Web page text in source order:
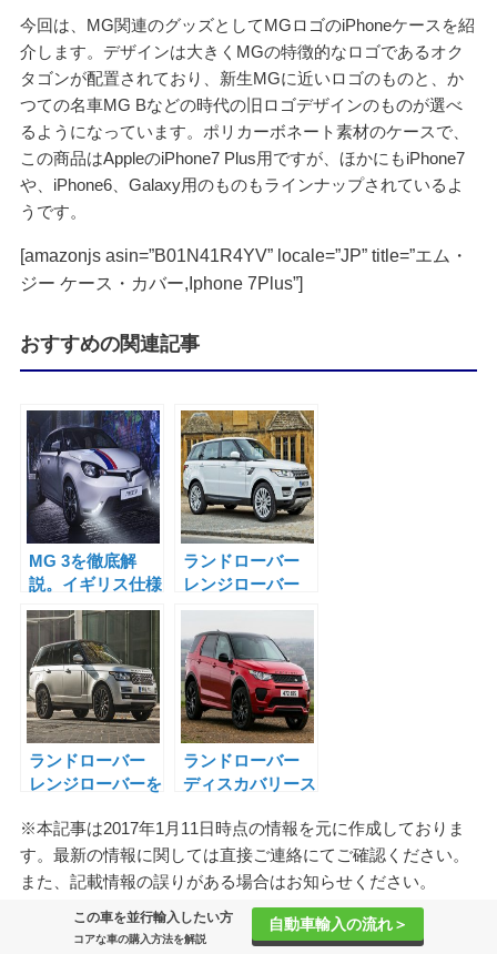
今回は、MG関連のグッズとしてMGロゴのiPhoneケースを紹
介します。デザインは大きくMGの特徴的なロゴであるオク
タゴンが配置されており、新生MGに近いロゴのものと、か
つての名車MG Bなどの時代の旧ロゴデザインのものが選べ
るようになっています。ポリカーボネート素材のケースで、
この商品はAppleのiPhone7 Plus用ですが、ほかにもiPhone7
や、iPhone6、Galaxy用のものもラインナップされているよ
うです。
[amazonjs asin=”B01N41R4YV” locale=”JP” title=”エム・
ジー ケース・カバー,Iphone 7Plus”]
おすすめの関連記事
MG 3を徹底解
説。イギリス仕様
を右ハンドルで並
行輸入します。
ランドローバー
レンジローバー
スポーツを解説、
日本未導入のエン
ジンや並行輸入の
情報も掲載。
ランドローバー
レンジローバーを
のディーゼルエン
ジンや並行輸入の
情報も掲載。
ランドローバー
ディスカバリース
本未導入のイギリ
ス本国仕様や並行
輸入の情報も掲載
※本記事は2017年1月11日時点の情報を元に作成しておりま
す。最新の情報に関しては直接ご連絡にてご確認ください。
また、記載情報の誤りがある場合はお知らせください。
Pocket
この車を並行輸入したい方
コアな車の購入方法を解説
自動車輸入の流れ＞